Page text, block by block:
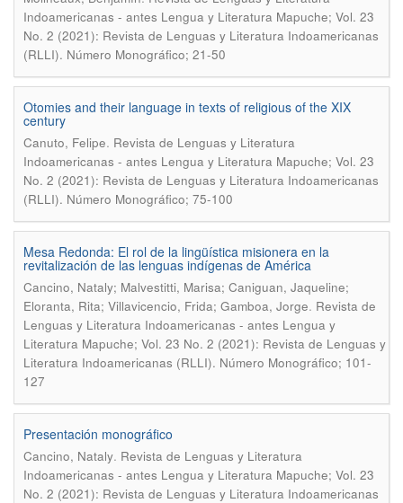
Indoamericanas - antes Lengua y Literatura Mapuche; Vol. 23
No. 2 (2021): Revista de Lenguas y Literatura Indoamericanas
(RLLI). Número Monográfico; 21-50
Otomies and their language in texts of religious of the XIX
century
Canuto, Felipe. Revista de Lenguas y Literatura
Indoamericanas - antes Lengua y Literatura Mapuche; Vol. 23
No. 2 (2021): Revista de Lenguas y Literatura Indoamericanas
(RLLI). Número Monográfico; 75-100
Mesa Redonda: El rol de la lingüística misionera en la
revitalización de las lenguas indígenas de América
Cancino, Nataly; Malvestitti, Marisa; Caniguan, Jaqueline;
Eloranta, Rita; Villavicencio, Frida; Gamboa, Jorge. Revista de
Lenguas y Literatura Indoamericanas - antes Lengua y
Literatura Mapuche; Vol. 23 No. 2 (2021): Revista de Lenguas y
Literatura Indoamericanas (RLLI). Número Monográfico; 101-
127
Presentación monográfico
Cancino, Nataly. Revista de Lenguas y Literatura
Indoamericanas - antes Lengua y Literatura Mapuche; Vol. 23
No. 2 (2021): Revista de Lenguas y Literatura Indoamericanas